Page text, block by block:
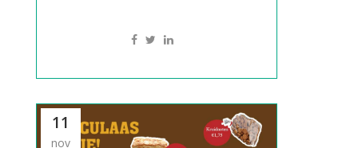
11
nov